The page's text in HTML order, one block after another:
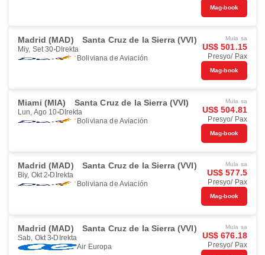
Mag-book
Madrid (MAD) Santa Cruz de la Sierra (VVI)
Miy, Set 30 DIrekta
Boliviana de Aviación
Mula sa
US$ 501.15
Presyo/ Pax
Mag-book
Miami (MIA) Santa Cruz de la Sierra (VVI)
Lun, Ago 10 DIrekta
Boliviana de Aviación
Mula sa
US$ 504.81
Presyo/ Pax
Mag-book
Madrid (MAD) Santa Cruz de la Sierra (VVI)
Biy, Okt 2 DIrekta
Boliviana de Aviación
Mula sa
US$ 577.5
Presyo/ Pax
Mag-book
Madrid (MAD) Santa Cruz de la Sierra (VVI)
Sab, Okt 3 DIrekta
Air Europa
Mula sa
US$ 676.18
Presyo/ Pax